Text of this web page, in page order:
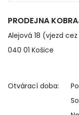
PRODEJNA
Alejová 18 (vjezd cez
040 01 Košice
Otvárací doba: